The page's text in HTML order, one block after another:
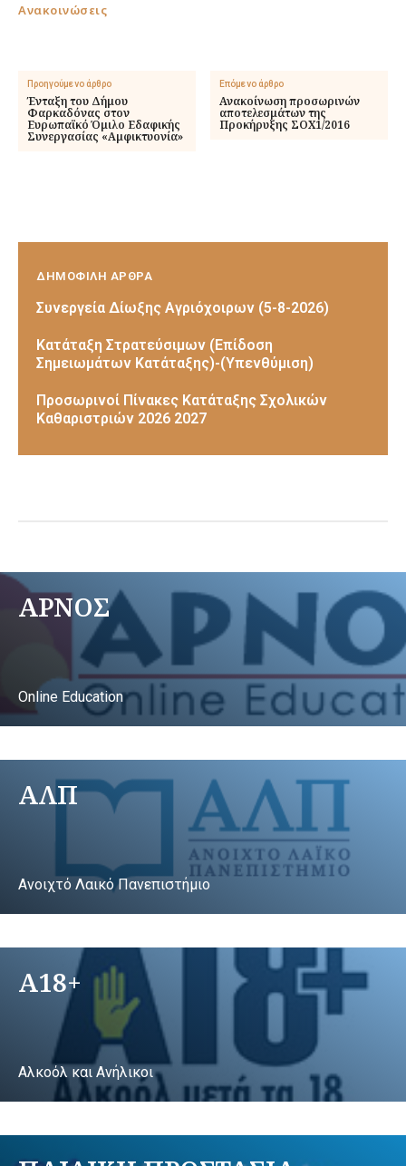
Ανακοινώσεις
Προηγούμενο άρθρο
Ένταξη του Δήμου
Φαρκαδόνας στον
Ευρωπαϊκό Όμιλο Εδαφικής
Συνεργασίας «Αμφικτυονία»
Επόμενο άρθρο
Ανακοίνωση προσωρινών
αποτελεσμάτων της
Προκήρυξης ΣΟΧ1/2016
ΔΗΜΟΦΙΛΗ ΑΡΘΡΑ
Συνεργεία Δίωξης Αγριόχοιρων (5-8-2026)
Κατάταξη Στρατεύσιμων (Επίδοση
Σημειωμάτων Κατάταξης)-(Υπενθύμιση)
Προσωρινοί Πίνακες Κατάταξης Σχολικών
Καθαριστριών 2026 2027
ΑΡΝΟΣ
Online Education
ΑΛΠ
Ανοιχτό Λαικό Πανεπιστήμιο
A18+
Αλκοόλ και Ανήλικοι